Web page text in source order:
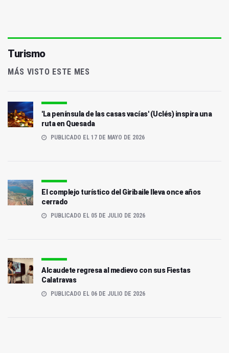
Turismo
MÁS VISTO ESTE MES
'La península de las casas vacías' (Uclés) inspira una
ruta en Quesada
PUBLICADO EL 17 DE MAYO DE 2026
El complejo turístico del Giribaile lleva once años
cerrado
PUBLICADO EL 05 DE JULIO DE 2026
Alcaudete regresa al medievo con sus Fiestas
Calatravas
PUBLICADO EL 06 DE JULIO DE 2026